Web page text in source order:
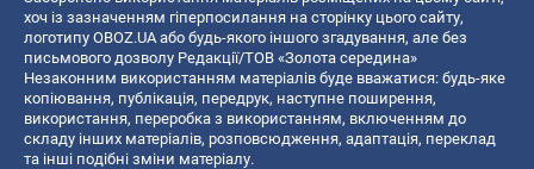
хоч із зазначенням гіперпосилання на сторінку цього сайту,
логотипу OBOZ.UA або будь-якого іншого згадування, але без
письмового дозволу Редакції/ТОВ «Золота середина»
Незаконним використанням матеріалів буде вважатися: будь-яке
копiювання, публiкацiя, передрук, наступне поширення,
використання, переробка з використанням, включенням до
складу інших матеріалів, розповсюдження, адаптація, переклад
та інші подібні зміни матеріалу.